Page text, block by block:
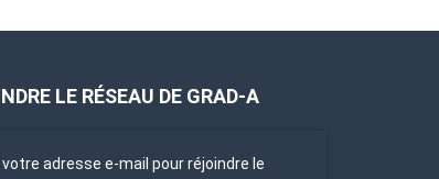
LE RÉSEAU DE GRAD-A
adresse e-mail pour réjoindre le